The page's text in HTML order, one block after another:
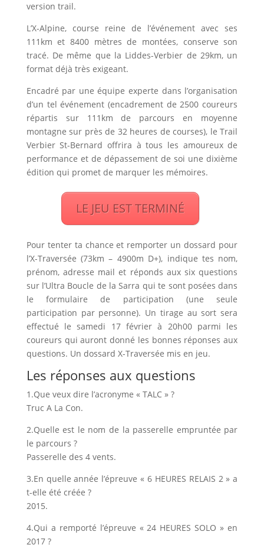
version trail.
L’X-Alpine, course reine de l’événement avec ses
111km et 8400 mètres de montées, conserve son
tracé. De même que la Liddes-Verbier de 29km, un
format déjà très exigeant.
Encadré par une équipe experte dans l’organisation
d’un tel événement (encadrement de 2500 coureurs
répartis sur 111km de parcours en moyenne
montagne sur près de 32 heures de courses), le Trail
Verbier St-Bernard offrira à tous les amoureux de
performance et de dépassement de soi une dixième
édition qui promet de marquer les mémoires.
LE JEU EST TERMINÉ
Pour tenter ta chance et remporter un dossard pour
l’X-Traversée (73km – 4900m D+), indique tes nom,
prénom, adresse mail et réponds aux six questions
sur l’Ultra Boucle de la Sarra qui te sont posées dans
le formulaire de participation (une seule
participation par personne). Un tirage au sort sera
effectué le samedi 17 février à 20h00 parmi les
coureurs qui auront donné les bonnes réponses aux
questions. Un dossard X-Traversée mis en jeu.
Les réponses aux questions
1.Que veux dire l’acronyme « TALC » ?
Truc A La Con.
2.Quelle est le nom de la passerelle empruntée par
le parcours ?
Passerelle des 4 vents.
3.En quelle année l’épreuve « 6 HEURES RELAIS 2 » a
t-elle été créée ?
2015.
4.Qui a remporté l’épreuve « 24 HEURES SOLO » en
2017 ?